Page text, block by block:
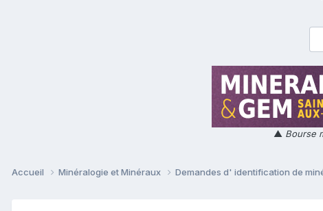
▲ Bourse
Accueil Minéralogie et Minéraux Demandes d' identification de